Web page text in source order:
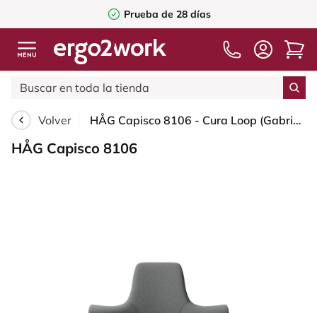
Prueba de 28 días
Volver HÅG Capisco 8106 - Cura Loop (Gabriel) - Poliéster reciclados - CLP60109 - Grey - White - 200 mm (seat height 46-64cm) - Hard castors for soft floors
HÅG Capisco 8106